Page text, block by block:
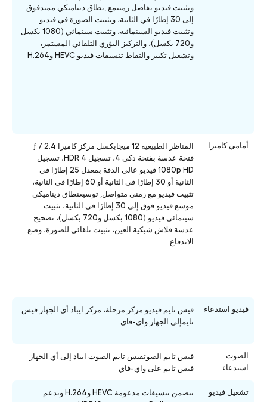
وتثبيت فيديو بفاصل زمنيمع ,نطاق ديناميكي ممتدفوق
إلى 30 إطارًا في الثانية، وتثبيت الصورة في فيديو
وتثبيت فيديو السينمائية، وتثبيت سينمائي (1080 بكسل
و720 بكسل)، والتركيز البؤري التلقائي المستمر،
وتشغيل تكبير والتقاط تنسيقات فيديو HEVC وH.264
أمامي كاميرا
المناظر الطبيعية 12 ميجابكسل مركز كاميرا ƒ / 2.4
فتحة عدسة بفتحة ذكي 4، تسجيل HDR 4، تسجيل
1080p HD فيديو عالي الدقة بمعدل 25 إطارًا في
الثانية أو 30 إطارًا في الثانية أو 60 إطارًا في الثانية،
تثبيت فيديو مع زمني متواصل, توسيعنطاق ديناميكي
موسع فيديو فوق إلى 30 إطارًا في الثانية، تثبيت
سينمائي فيديو (1080 بكسل و720 بكسل)، تصحيح
عدسة فلاش شبكية العين، تثبيت تلقائي للصورة، وضع
الاندفاع
فيديو استدعاء
فيس تايم فيديو مركز مرحلة، مركز ايباد أي الجهاز فيس
تايمإلى الجهاز واي-فاي
الصوت
استدعاء
فيس تايم الصوتفيس تايم الصوت ايباد إلى أي الجهاز
فيس تايم على واي-فاي
تشغيل فيديو
تتضمن تنسيقات مدعومة HEVC وH.264 وتدعم